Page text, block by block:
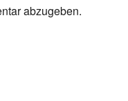
abzugeben.